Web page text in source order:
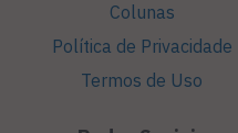
Colunas
Política de Privacidade
Termos de Uso